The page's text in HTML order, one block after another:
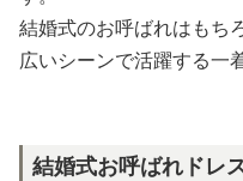
結婚式のお呼ばれはもち
広いシーンで活躍する一
結婚式お呼ばれドレ